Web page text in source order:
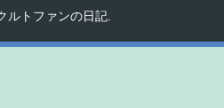
ルトファンの日記.